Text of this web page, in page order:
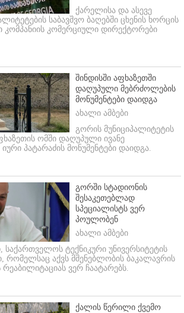
ქარელისა და ასევე
საბავშვო ბაღებში ცხენის ხორცის
კომპანიის კომერციული დირექტორები
შინდისში აფხაზეთში
დაღუპული მებრძოლების
მონუმენტები დაიდგა
ახალი ამბები
გორის მუნიციპალიტეტის
ომში დაღუპული ივანე
პატარაძის მონუმენტები დაიდგა.
გორში სტადიონის
შესაკეთებლად
სპეციალისტს ვერ
პოულობენ
ახალი ამბები
ტექნიკური უნივერსიტეტის
რომელსაც აქვს მშენებლობის ბაკალავრის
რეაბილიტაციას ვერ ჩაატარებს.
ქალის წერილი ქვემო